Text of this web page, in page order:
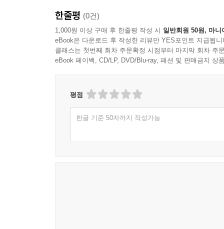
한줄평 (0건)
1,000원 이상 구매 후 한줄평 작성 시 일반회원 50원, 마니
eBook은 다운로드 후 작성한 리뷰만 YES포인트 지급됩니
클래스는 첫번째 회차 주문확정 시점부터 마지막 회차 주
eBook 페이백, CD/LP, DVD/Blu-ray, 패션 및 판매금지 상
평점
한글 기준 50자까지 작성가능